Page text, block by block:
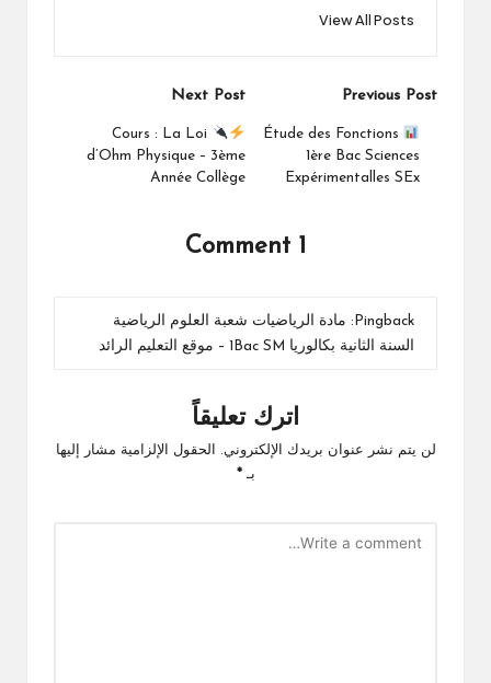
View All Posts
Post
navigation
Previous Post
Étude des Fonctions
1ère Bac Sciences
Expérimentalles SEx
Next Post
Cours : La Loi
d’Ohm Physique – 3ème
Année Collège
1 Comment
Pingback:
مادة الرياضيات شعبة العلوم الرياضية
السنة الثانية بكالوريا 1Bac SM – موقع التعليم الرائد
اترك تعليقاً
لن يتم نشر عنوان بريدك الإلكتروني.
الحقول الإلزامية مشار إليها
بـ*